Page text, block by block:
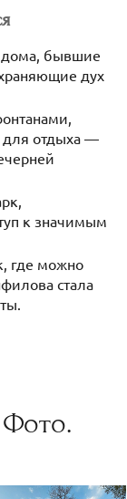
дома, бывшие
дух
отдыха —
к значимым
где можно
стала